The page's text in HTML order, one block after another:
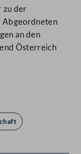
zu der
Abgeordneten
an den
Österreich